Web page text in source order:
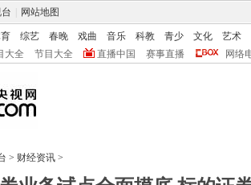
网站地图
综艺 春晚 戏曲 音乐 科教 青少 文化
艺术
大全 节目大全 直播中国 赛事直播 网络
> 财经资讯 >